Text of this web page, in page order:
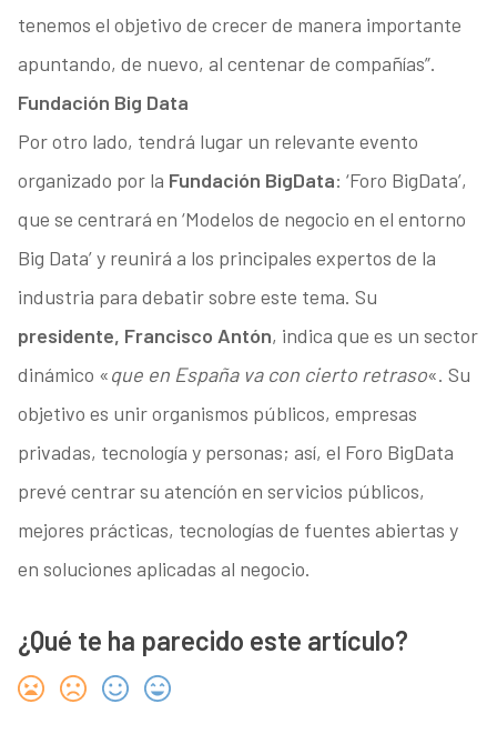
tenemos el objetivo de crecer de manera importante
apuntando, de nuevo, al centenar de compañías”.
Fundación Big Data
Por otro lado, tendrá lugar un relevante evento
organizado por la Fundación BigData: ‘Foro BigData’,
que se centrará en ‘Modelos de negocio en el entorno
Big Data’ y reunirá a los principales expertos de la
industria para debatir sobre este tema. Su
presidente, Francisco Antón, indica que es un sector
dinámico «que en España va con cierto retraso«. Su
objetivo es unir organismos públicos, empresas
privadas, tecnología y personas; así, el Foro BigData
prevé centrar su atencíón en servicios públicos,
mejores prácticas, tecnologías de fuentes abiertas y
en soluciones aplicadas al negocio.
¿Qué te ha parecido este artículo?